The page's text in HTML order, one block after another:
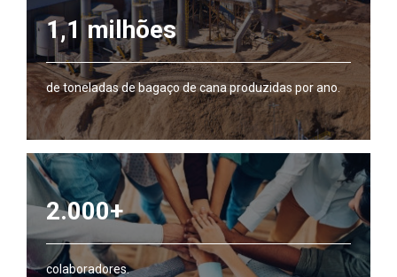
1,1 milhões
de toneladas de bagaço de cana produzidas por ano.
2.000+
colaboradores.